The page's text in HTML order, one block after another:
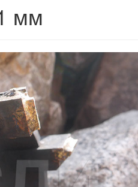
мм